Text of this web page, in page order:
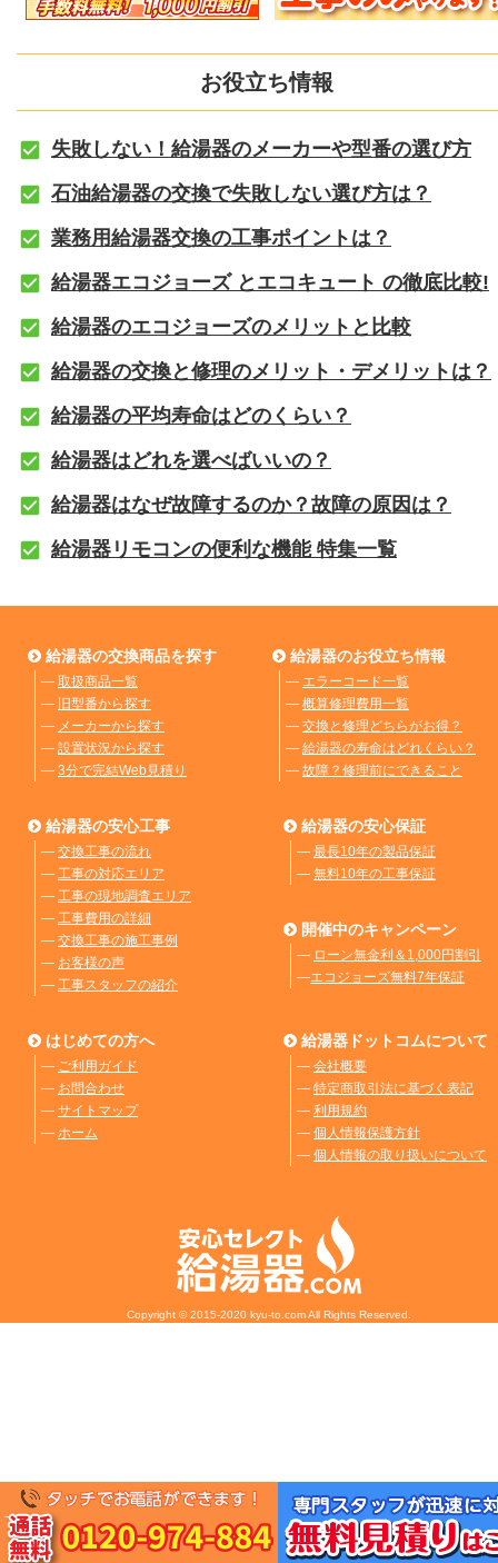
お役立ち情報
失敗しない！給湯器のメーカーや型番の選び方
石油給湯器の交換で失敗しない選び方は？
業務用給湯器交換の工事ポイントは？
給湯器エコジョーズ とエコキュート の徹底比較!
給湯器のエコジョーズのメリットと比較
給湯器の交換と修理のメリット・デメリットは？
給湯器の平均寿命はどのくらい？
給湯器はどれを選べばいいの？
給湯器はなぜ故障するのか？故障の原因は？
給湯器リモコンの便利な機能 特集一覧
給湯器の交換商品を探す
― 取扱商品一覧
― 旧型番から探す
― メーカーから探す
― 設置状況から探す
― 3分で完結Web見積り
給湯器のお役立ち情報
― エラーコード一覧
― 概算修理費用一覧
― 交換と修理どちらがお得？
― 給湯器の寿命はどれくらい？
― 故障？修理前にできること
給湯器の安心工事
― 交換工事の流れ
― 工事の対応エリア
― 工事の現地調査エリア
― 工事費用の詳細
― 交換工事の施工事例
― お客様の声
― 工事スタッフの紹介
給湯器の安心保証
― 最長10年の製品保証
― 無料10年の工事保証
開催中のキャンペーン
― ローン無金利＆1,000円割引
―エコジョーズ無料7年保証
はじめての方へ
― ご利用ガイド
― お問合わせ
― サイトマップ
― ホーム
給湯器ドットコムについて
― 会社概要
― 特定商取引法に基づく表記
― 利用規約
― 個人情報保護方針
― 個人情報の取り扱いについて
Copyright © 2015-2020 kyu-to.com All Rights Reserved.